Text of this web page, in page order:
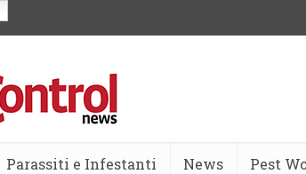
Parassiti e Infestanti News Pest